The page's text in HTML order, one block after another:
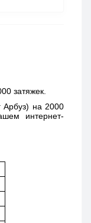
затяжек.
Арбуз) на 2000
интернет-